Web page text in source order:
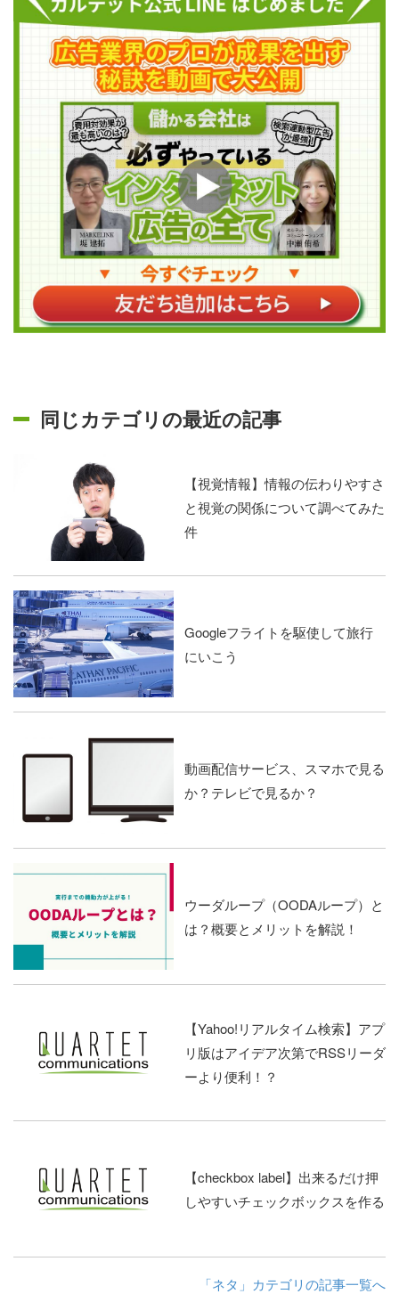
同じカテゴリの最近の記事
【視覚情報】情報の伝わりやすさ
と視覚の関係について調べてみた
件
Googleフライトを駆使して旅行
にいこう
動画配信サービス、スマホで見る
か？テレビで見るか？
ウーダループ（OODAループ）と
は？概要とメリットを解説！
【Yahoo!リアルタイム検索】アプ
リ版はアイデア次第でRSSリーダ
ーより便利！？
【checkbox label】出来るだけ押
しやすいチェックボックスを作る
「ネタ」カテゴリの記事一覧へ